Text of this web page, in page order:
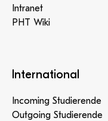
Intranet
PHT Wiki
International
Incoming Studierende
Outgoing Studierende